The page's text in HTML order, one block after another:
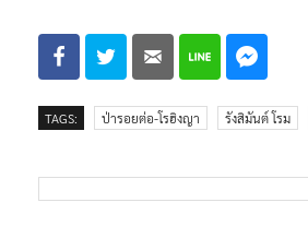
TAGS: ป่ารอยต่อ-โรฮิงญา รังสิมันต์ โรม